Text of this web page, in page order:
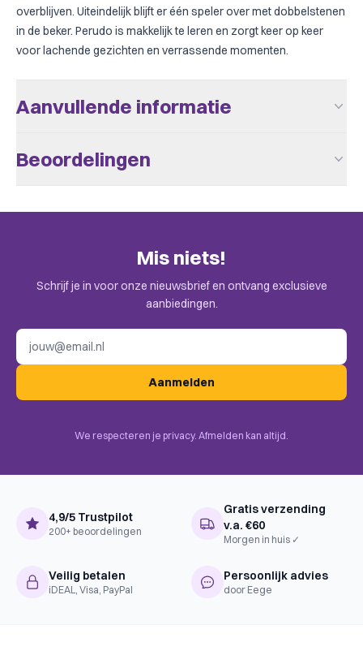
overblijven. Uiteindelijk blijft er één speler over met dobbelstenen
in de beker. Perudo is makkelijk te leren en zorgt keer op keer
voor lachende gezichten en verrassende momenten.
Aanvullende informatie
Frans, Nederlands
Bluffing, Children's Game, Dice,
Movies / TV / Radio theme, Party
Game
BoardGameGeek
Complexiteit
Instapper
Beoordelingen
plaatsen. Check de uitnodiging in je mail.
Mis niets!
Schrijf je in voor onze nieuwsbrief en ontvang exclusieve
aanbiedingen.
Aanmelden
We respecteren je privacy. Afmelden kan altijd.
4,9/5 Trustpilot
200+ beoordelingen
Gratis verzending
v.a. €60
Morgen in huis ✓
Veilig betalen
iDEAL, Visa, PayPal
Persoonlijk advies
door Eege